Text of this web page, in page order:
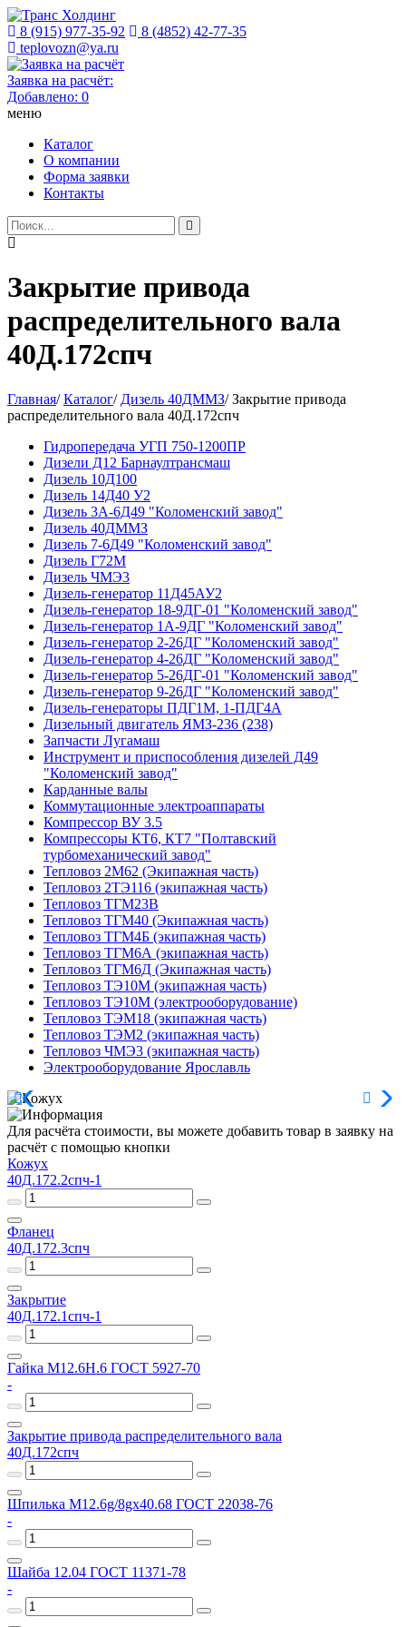
8 (915) 977-35-92
8 (4852) 42-77-35
teplovozn@ya.ru
Заявка на расчёт:
Добавлено: 0
меню
Каталог
О компании
Форма заявки
Контакты
Закрытие привода
распределительного вала
40Д.172спч
Главная/ Каталог/ Дизель 40ДММЗ/ Закрытие привода
распределительного вала 40Д.172спч
Гидропередача УГП 750-1200ПР
Дизели Д12 Барнаултрансмаш
Дизель 10Д100
Дизель 14Д40 У2
Дизель 3А-6Д49 "Коломенский завод"
Дизель 40ДММЗ
Дизель 7-6Д49 "Коломенский завод"
Дизель Г72М
Дизель ЧМЭ3
Дизель-генератор 11Д45АУ2
Дизель-генератор 18-9ДГ-01 "Коломенский завод"
Дизель-генератор 1А-9ДГ "Коломенский завод"
Дизель-генератор 2-26ДГ "Коломенский завод"
Дизель-генератор 4-26ДГ "Коломенский завод"
Дизель-генератор 5-26ДГ-01 "Коломенский завод"
Дизель-генератор 9-26ДГ "Коломенский завод"
Дизель-генераторы ПДГ1М, 1-ПДГ4А
Дизельный двигатель ЯМЗ-236 (238)
Запчасти Лугамаш
Инструмент и приспособления дизелей Д49
"Коломенский завод"
Карданные валы
Коммутационные электроаппараты
Компрессор ВУ 3.5
Компрессоры КТ6, КТ7 "Полтавский
турбомеханический завод"
Тепловоз 2М62 (Экипажная часть)
Тепловоз 2ТЭ116 (экипажная часть)
Тепловоз ТГМ23В
Тепловоз ТГМ40 (Экипажная часть)
Тепловоз ТГМ4Б (экипажная часть)
Тепловоз ТГМ6А (экипажная часть)
Тепловоз ТГМ6Д (Экипажная часть)
Тепловоз ТЭ10М (экипажная часть)
Тепловоз ТЭ10М (электрооборудование)
Тепловоз ТЭМ18 (экипажная часть)
Тепловоз ТЭМ2 (экипажная часть)
Тепловоз ЧМЭ3 (экипажная часть)
Электрооборудование Ярославль
Для расчёта стоимости, вы можете добавить товар в заявку на
расчёт с помощью кнопки
Кожух
40Д.172.2спч-1
Фланец
40Д.172.3спч
Закрытие
40Д.172.1спч-1
Гайка М12.6Н.6 ГОСТ 5927-70
-
Закрытие привода распределительного вала
40Д.172спч
Шпилька М12.6g/8gх40.68 ГОСТ 22038-76
-
Шайба 12.04 ГОСТ 11371-78
-